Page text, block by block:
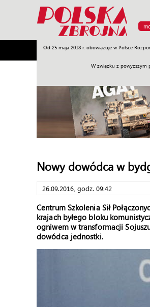
Od 25 maja 2018 r. obowiązuje w Polsce
W związku z powyższym
Armia Poligon Sprzęt
Nowy dowódca w
26.09.2016, godz. 09:42
Centrum Szkolenia Sił
krajach byłego bloku
ogniwem w transformacji
dowódca jednostki.